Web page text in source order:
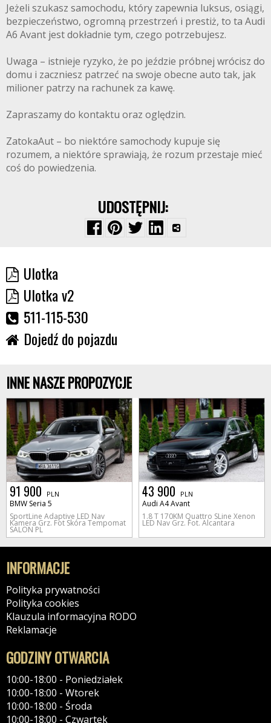
Jeżeli szukasz samochodu, który zapewnia luksus, osiągi,
bezpieczeństwo, ogromną przestrzeń i prestiż, to ta Audi
A6 Avant jest dokładnie tym, czego potrzebujesz.
Uwaga – istnieje ryzyko, że po jeździe próbnej wrócisz do
domu i zaczniesz patrzeć na swoje obecne auto tak, jak
milioner patrzy na rachunek za kawę.
Zapraszamy do kontaktu oraz oględzin.
ZatokaAut – bo niektóre samochody kupuje się
rozumem, a niektóre sprawiają, że rozum przestaje mieć
coś do powiedzenia.
UDOSTĘPNIJ:
Ulotka
Ulotka v2
511-115-530
Dojedź do pojazdu
INNE NASZE PROPOZYCJE
91 900 PLN
BMW Seria 5
SportLine Adaptive LED Nav
Kamera Grz. Fot Skóra Tempomat
SALON PL
43 900 PLN
Audi A4 Avant
1.8 T 170KM Quattro SLine Xenon
LED Nav Grz. Fot. Alcantara
INFORMACJE
Polityka prywatności
Polityka cookies
Klauzula informacyjna RODO
Reklamacje
GODZINY OTWARCIA
10:00-18:00 - Poniedziałek
10:00-18:00 - Wtorek
10:00-18:00 - Środa
10:00-18:00 - Czwartek